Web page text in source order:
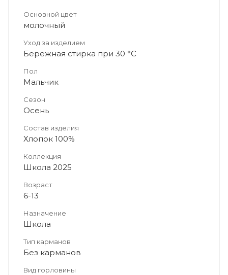
Основной цвет
молочный
Уход за изделием
Бережная стирка при 30 °C
Пол
Мальчик
Сезон
Осень
Состав изделия
Хлопок 100%
Коллекция
Школа 2025
Возраст
6-13
Назначение
Школа
Тип карманов
Без карманов
Вид горловины